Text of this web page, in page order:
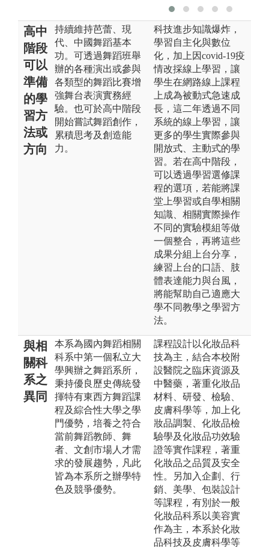
高中
階段
可以
準備
的學
習方
法或
方向
持續維持芭蕾、現
代、中國舞蹈基本
功。可透過舞蹈班舉
辦的各種演出或參與
各類型的舞蹈比賽增
強舞台表演實務經
驗。也可於高中階段
開始嘗試舞蹈創作，
累積思考及創造能
力。
科技進步知識爆炸，
學習自主化與數位
化，加上因covid-19疫
情改採線上學習，讓
學生在網路線上課程
上成為被動式急速成
長，這二年透過不同
系統的線上學習，讓
更多的學生實際參與
開放式、主動式的學
習。若在高中階段，
可以透過學習選修課
程的選項，若能將課
堂上學習或自學相關
知識、相關實際操作
不同的實驗模組等做
一個整合，再將這些
成果分組上台分享，
練習上台的口語、肢
體表達能力與台風，
將能幫助自己適應大
學不同教學之學習方
法。
與相
關科
系之
異同
本系為國內舞蹈相關
科系中第一個私立大
學興辦之舞蹈系所，
秉持優良歷史傳統發
揮特有東西方舞蹈課
程及綜合性大學之學
門優勢，培養之符合
當前舞蹈教師、舞
者、文創市場人才需
求的發展趨勢，凡此
皆為本系所之辦學特
色及競爭優勢。
課程設計以化妝品科
技為主，結合本校附
設醫院之臨床資源及
中醫藥，著重化妝品
材料、研發、檢驗、
皮膚科學等，加上化
妝品調製、化妝品檢
驗學及化妝品功效驗
證等實作課程，著重
化妝品之品質及安全
性。另加入企劃、行
銷、美學、包裝設計
等課程，有別於一般
化妝品科系以美容實
作為主，本系於化妝
品科技及皮膚科學等